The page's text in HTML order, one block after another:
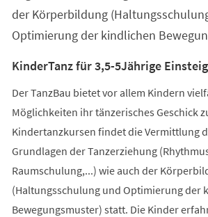
der Körperbildung
Optimierung der kindlichen
KinderTanz für 3,5-5Jährige
Der TanzBau bietet vor allem Kindern
Möglichkeiten ihr tänzerisches Geschick
Kindertanzkursen findet die Vermittlung
Grundlagen der Tanzerziehung
Raumschulung,...) wie auch der
(Haltungsschulung und Optimierung der
Bewegungsmuster) statt. Die Kinder